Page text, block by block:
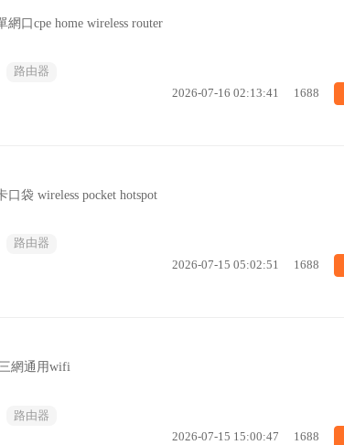
口cpe home wireless router
路由器
2026-07-16 02:13:41 1688
袋 wireless pocket hotspot
路由器
2026-07-15 05:02:51 1688
網通用wifi
路由器
2026-07-15 15:00:47 1688